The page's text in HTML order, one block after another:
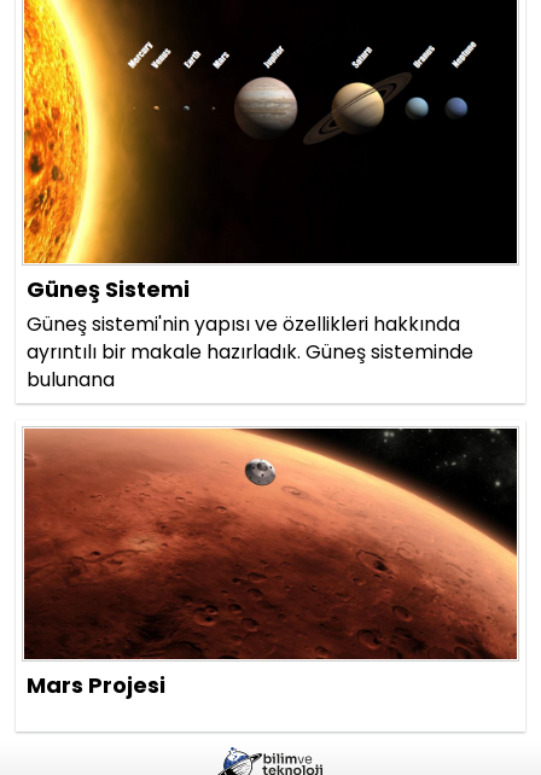
Güneş Sistemi
Güneş sistemi'nin yapısı ve özellikleri hakkında
ayrıntılı bir makale hazırladık. Güneş sisteminde
bulunana
Mars Projesi